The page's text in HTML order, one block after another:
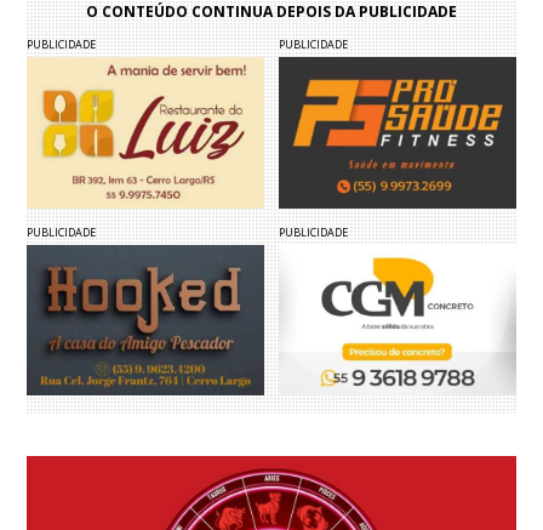
O CONTEÚDO CONTINUA DEPOIS DA PUBLICIDADE
PUBLICIDADE PUBLICIDADE
PUBLICIDADE PUBLICIDADE